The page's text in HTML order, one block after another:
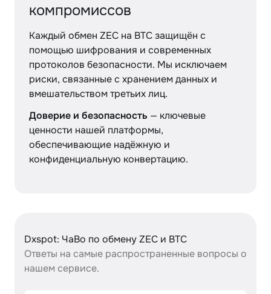
компромиссов
Каждый обмен ZEC на BTC защищён с
помощью шифрования и современных
протоколов безопасности. Мы исключаем
риски, связанные с хранением данных и
вмешательством третьих лиц.
Доверие и безопасность — ключевые
ценности нашей платформы,
обеспечивающие надёжную и
конфиденциальную конвертацию.
Dxspot: ЧаВо по обмену ZEC и BTC
Ответы на самые распространенные вопросы о
нашем сервисе.